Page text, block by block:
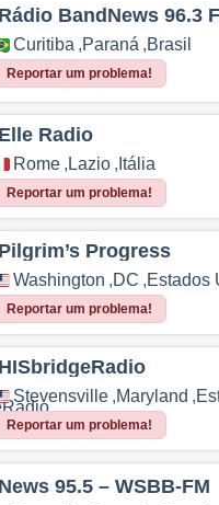
Rádio BandNews 96.3
Curitiba ,Paraná ,Brasil
Reportar um problema!
Elle Radio
Rome , Lazio , Itália
Reportar um problema!
Pilgrim’s Progress
Washington ,DC ,Estados
Reportar um problema!
HISbridgeRadio
Stevensville ,Maryland ,
Reportar um problema!
News 95.5 – WSBB-FM